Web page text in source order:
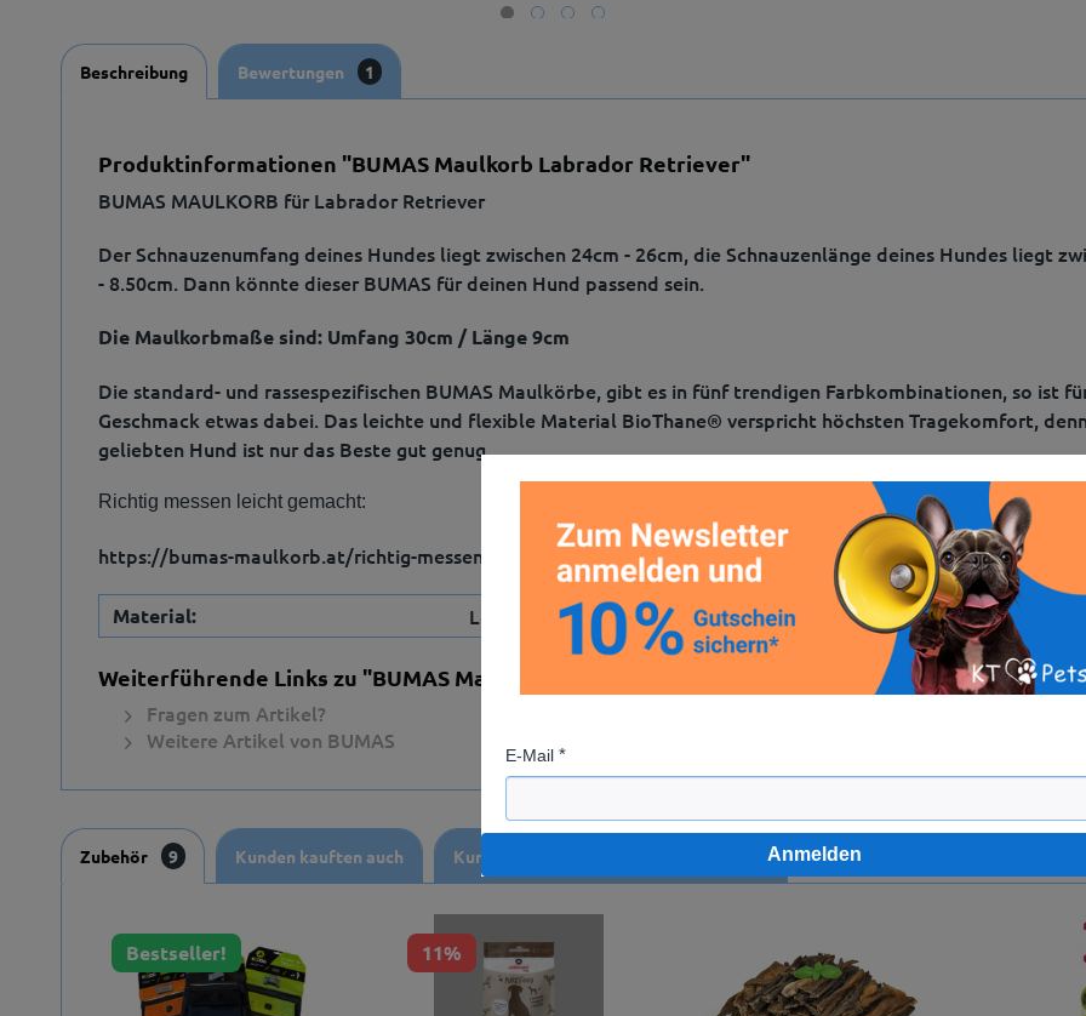
Beschreibung Bewertungen 1
Produktinformationen "BUMAS Maulkorb Labrador Retriever"
BUMAS MAULKORB für Labrador Retriever
Der Schnauzenumfang deines Hundes liegt zwischen 24cm - 26cm, die Schnauzenlänge deines Hundes liegt
- 8.50cm. Dann könnte dieser BUMAS für deinen Hund passend sein.
Die Maulkorbmaße sind: Umfang 30cm / Länge 9cm
Die standard- und rassespezifischen BUMAS Maulkörbe, gibt es in fünf trendigen Farbkombinationen, so ist
Geschmack etwas dabei. Das leichte und flexible Material BioThane® verspricht höchsten Tragekomfort,
geliebten Hund ist nur das Beste gut genug.
Richtig messen leicht gemacht:
https://bumas-maulkorb.at/richtig-messen-fur-maulkorb/
Material: Leder
Weiterführende Links zu "BUMAS Maulkorb Labrador Retriever"
Fragen zum Artikel?
Weitere Artikel von BUMAS
Zubehör 9 Kunden kauften auch Kunden haben sich ebenfalls angesehen
Bestseller! 11%
E-Mail
Anmelden